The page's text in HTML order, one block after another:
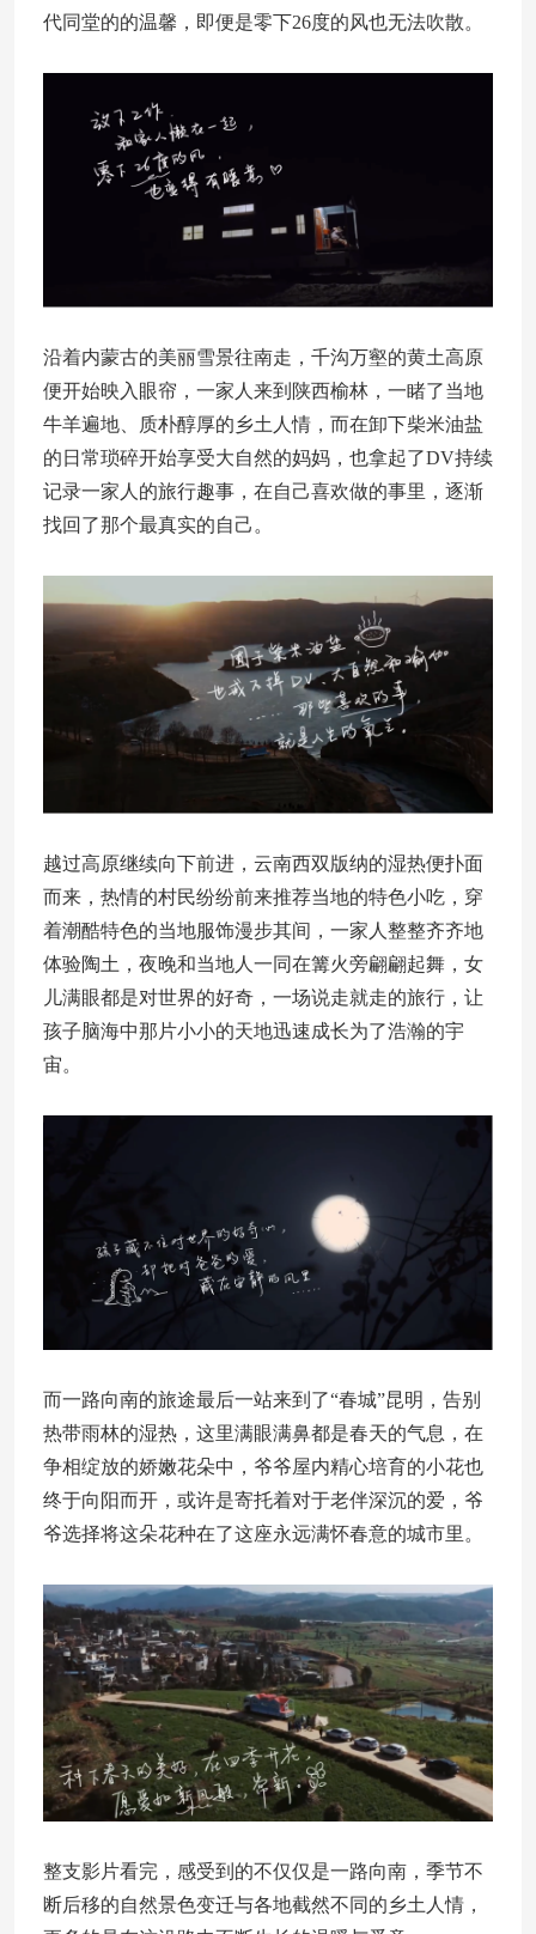
代同堂的的温馨，即便是零下26度的风也无法吹散。
沿着内蒙古的美丽雪景往南走，千沟万壑的黄土高原
便开始映入眼帘，一家人来到陕西榆林，一睹了当地
牛羊遍地、质朴醇厚的乡土人情，而在卸下柴米油盐
的日常琐碎开始享受大自然的妈妈，也拿起了DV持续
记录一家人的旅行趣事，在自己喜欢做的事里，逐渐
找回了那个最真实的自己。
越过高原继续向下前进，云南西双版纳的湿热便扑面
而来，热情的村民纷纷前来推荐当地的特色小吃，穿
着潮酷特色的当地服饰漫步其间，一家人整整齐齐地
体验陶土，夜晚和当地人一同在篝火旁翩翩起舞，女
儿满眼都是对世界的好奇，一场说走就走的旅行，让
孩子脑海中那片小小的天地迅速成长为了浩瀚的宇
宙。
而一路向南的旅途最后一站来到了“春城”昆明，告别
热带雨林的湿热，这里满眼满鼻都是春天的气息，在
争相绽放的娇嫩花朵中，爷爷屋内精心培育的小花也
终于向阳而开，或许是寄托着对于老伴深沉的爱，爷
爷选择将这朵花种在了这座永远满怀春意的城市里。
整支影片看完，感受到的不仅仅是一路向南，季节不
断后移的自然景色变迁与各地截然不同的乡土人情，